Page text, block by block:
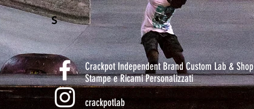
S
Crackpot Independent Brand Custom Lab & Shop
Stampe e Ricami Personalizzati
crackpotlab